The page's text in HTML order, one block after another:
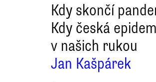
Kdy skončí
Kdy česká
v našich rukou
Jan Kašpárek